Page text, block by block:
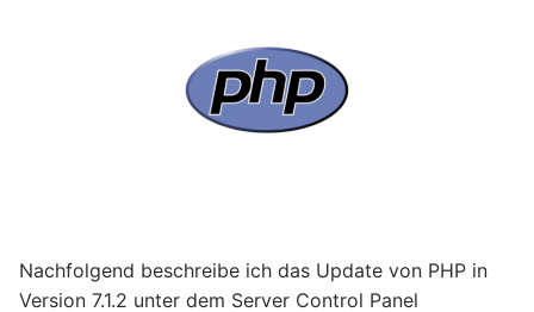
Nachfolgend beschreibe ich das Update von PHP in
Version 7.1.2 unter dem Server Control Panel